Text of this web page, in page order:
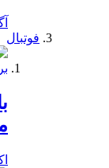
فوتبال